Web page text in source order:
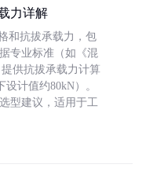
力详解
和抗拔承载力，包
专业标准（如《混
供抗拔承载力计算
计值约80kN）。
型建议，适用于工